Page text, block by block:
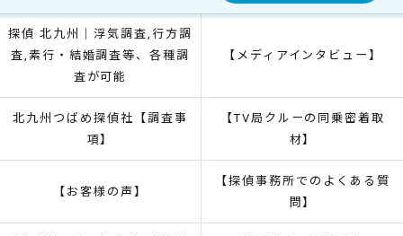
探偵 北九州｜浮気調査,行方調
査,素行・結婚調査等、各種調
査が可能
【メディアインタビュー】
北九州つばめ探偵社【調査事
項】
【TV局クルーの同乗密着取
材】
【お客様の声】
【探偵事務所でのよくある質
問】